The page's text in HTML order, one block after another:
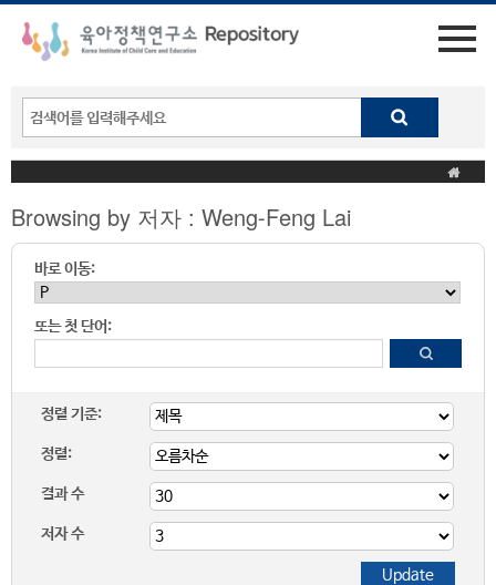
Browsing by 저자 : Weng-Feng Lai
바로 이동:
또는 첫 단어:
정렬 기준:
정렬:
결과 수
저자 수